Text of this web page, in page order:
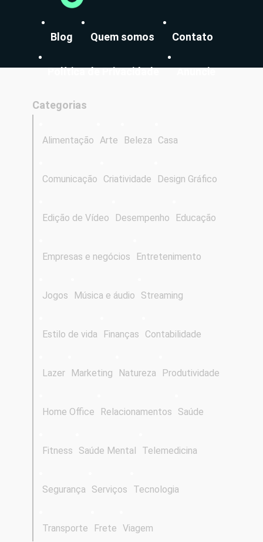
Blog Quem somos Contato
Política de Privacidade Anuncie
Categorias
Alimentação Arte Beleza Casa
Comunicação Criatividade Design Gráfico
Edição de Vídeo Desempenho Educação
Empresas e negócios Entretenimento
Jogos Música e áudio Streaming
Estilo de vida Finanças Contabilidade
Lazer Marketing Natureza Produtividade
Home Office Relacionamentos Saúde
Fitness Saúde Mental Telemedicina
Segurança Serviços Tecnologia
Transporte Frete Viagem